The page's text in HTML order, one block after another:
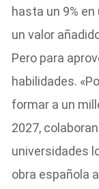
hasta un 9%
un valor
Pero para
habilidades.
formar a un
2027,
universidades
obra española